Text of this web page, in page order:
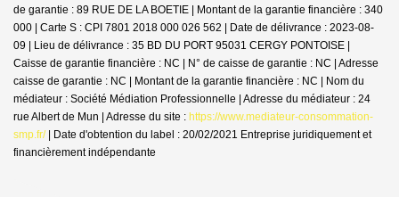
de garantie : 89 RUE DE LA BOETIE | Montant de la garantie financière : 340
000 | Carte S : CPI 7801 2018 000 026 562 | Date de délivrance : 2023-08-
09 | Lieu de délivrance : 35 BD DU PORT 95031 CERGY PONTOISE |
Caisse de garantie financière : NC | N° de caisse de garantie : NC | Adresse
caisse de garantie : NC | Montant de la garantie financière : NC | Nom du
médiateur : Société Médiation Professionnelle | Adresse du médiateur : 24
rue Albert de Mun | Adresse du site : https://www.mediateur-consommation-
smp.fr/| Date d'obtention du label : 20/02/2021 Entreprise juridiquement et
financièrement indépendante